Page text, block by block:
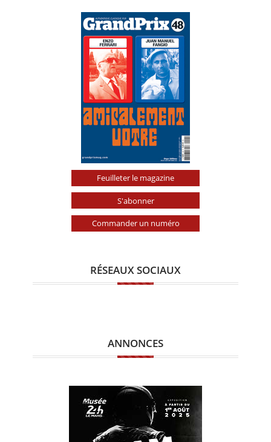
Feuilleter le magazine
S'abonner
Commander un numéro
RÉSEAUX SOCIAUX
ANNONCES